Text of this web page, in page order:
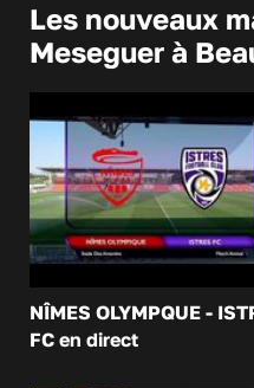
Les nouveaux
Meseguer à
NÎMES OLYMPQUE -
FC en direct